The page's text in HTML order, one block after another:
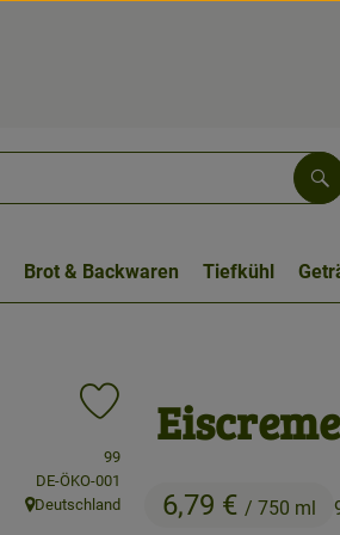
Brot & Backwaren Tiefkühl
6,79 € / 750 ml
Produkt zu Favouriten hinzufügen
, Verband:
99
, Kontrollstelle:
DE-ÖKO-001
, Herkunft:
Deutschland